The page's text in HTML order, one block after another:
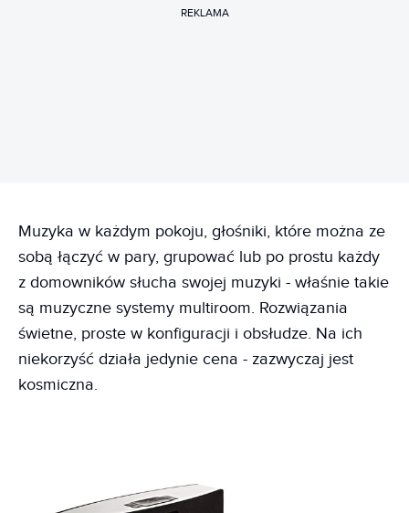
REKLAMA
Muzyka w każdym pokoju, głośniki, które można ze
sobą łączyć w pary, grupować lub po prostu każdy
z domowników słucha swojej muzyki - właśnie takie
są muzyczne systemy multiroom. Rozwiązania
świetne, proste w konfiguracji i obsłudze. Na ich
niekorzyść działa jedynie cena - zazwyczaj jest
kosmiczna.